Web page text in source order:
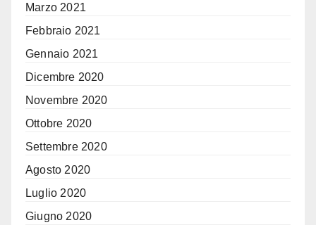
Marzo 2021
Febbraio 2021
Gennaio 2021
Dicembre 2020
Novembre 2020
Ottobre 2020
Settembre 2020
Agosto 2020
Luglio 2020
Giugno 2020